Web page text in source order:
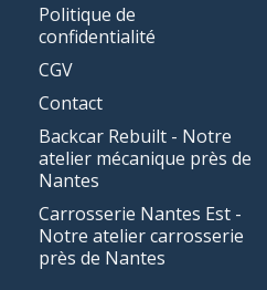
Politique de
confidentialité
CGV
Contact
Backcar Rebuilt - Notre
atelier mécanique près de
Nantes
Carrosserie Nantes Est -
Notre atelier carrosserie
près de Nantes